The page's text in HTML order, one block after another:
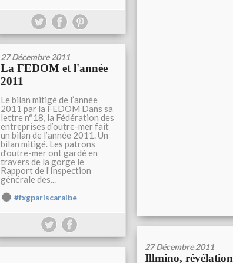
27 Décembre 2011
La FEDOM et l'année
2011
Le bilan mitigé de l’année
2011 par la FEDOM Dans sa
lettre n°18, la Fédération des
entreprises d’outre-mer fait
un bilan de l’année 2011. Un
bilan mitigé. Les patrons
d’outre-mer ont gardé en
travers de la gorge le
Rapport de l’Inspection
générale des...
#fxgpariscaraibe
27 Décembre 2011
Illmino, révélation